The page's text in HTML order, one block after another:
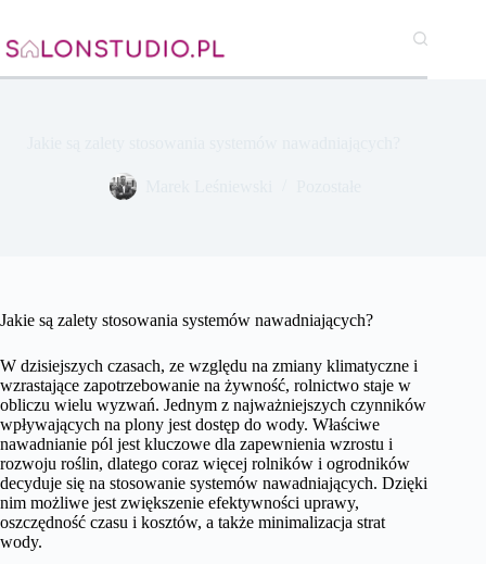
treści
Jakie są zalety stosowania systemów nawadniających?
W dzisiejszych czasach, ze względu na zmiany klimatyczne i
wzrastające zapotrzebowanie na żywność, rolnictwo staje w
obliczu wielu wyzwań. Jednym z najważniejszych czynników
wpływających na plony jest dostęp do wody. Właściwe
nawadnianie pól jest kluczowe dla zapewnienia wzrostu i
rozwoju roślin, dlatego coraz więcej rolników i ogrodników
decyduje się na stosowanie systemów nawadniających. Dzięki
nim możliwe jest zwiększenie efektywności uprawy,
oszczędność czasu i kosztów, a także minimalizacja strat
wody.